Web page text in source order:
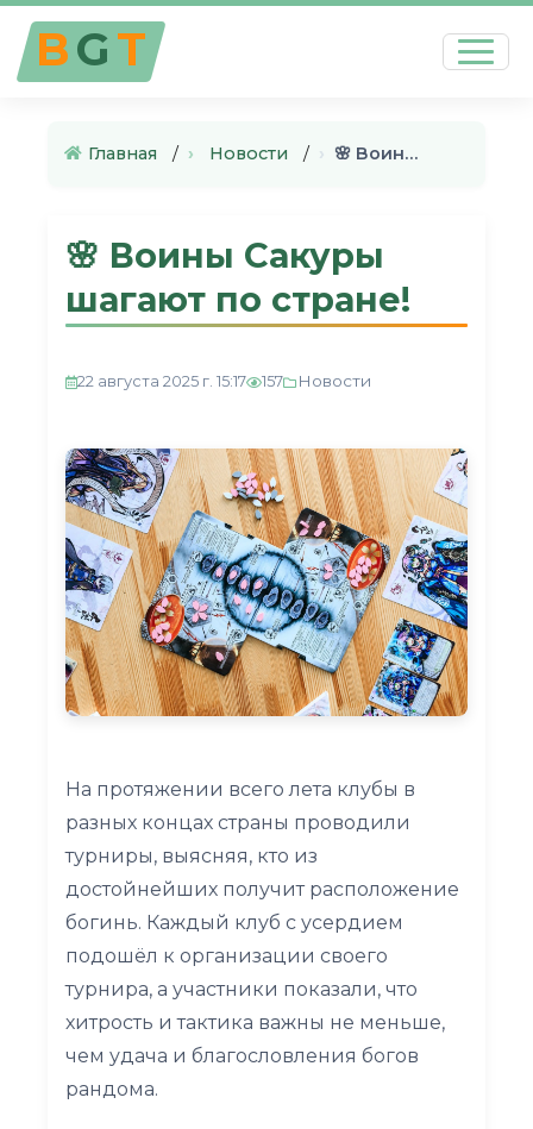
BGT
Главная › Новости › 🌸 Воины Сакуры шагают по стра…
🌸 Воины Сакуры
шагают по стране!
22 августа 2025 г. 15:17 157 Новости
На протяжении всего лета клубы в
разных концах страны проводили
турниры, выясняя, кто из
достойнейших получит расположение
богинь. Каждый клуб с усердием
подошёл к организации своего
турнира, а участники показали, что
хитрость и тактика важны не меньше,
чем удача и благословления богов
рандома.